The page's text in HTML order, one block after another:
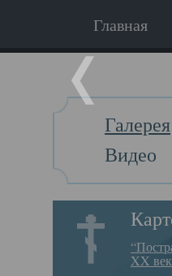
Главная
Галерея
Видео
XX